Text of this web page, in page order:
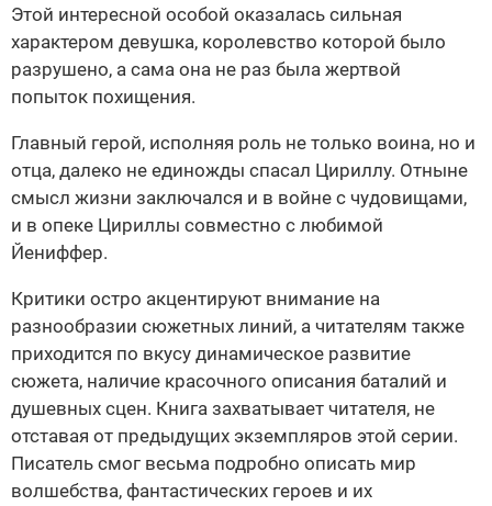
Этой интересной особой оказалась сильная
характером девушка, королевство которой было
разрушено, а сама она не раз была жертвой
попыток похищения.
Главный герой, исполняя роль не только воина, но и
отца, далеко не единожды спасал Цириллу. Отныне
смысл жизни заключался и в войне с чудовищами,
и в опеке Цириллы совместно с любимой
Йениффер.
Критики остро акцентируют внимание на
разнообразии сюжетных линий, а читателям также
приходится по вкусу динамическое развитие
сюжета, наличие красочного описания баталий и
душевных сцен. Книга захватывает читателя, не
отставая от предыдущих экземпляров этой серии.
Писатель смог весьма подробно описать мир
волшебства, фантастических героев и их